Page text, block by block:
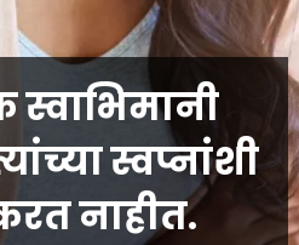
स्वाभिमानी
स्वप्नांशी
नाहीत.